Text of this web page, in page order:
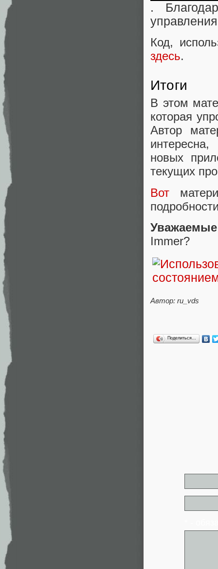
.
Код,
здесь.
Итоги
В этом
которая
Автор
новых
текущих
Вот
Immer?
Автор: ru_vds
Поделиться…